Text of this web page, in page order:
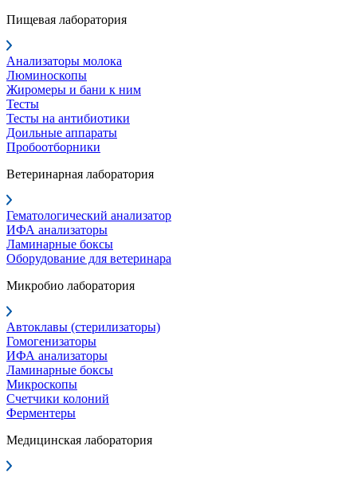
Пищевая лаборатория
Анализаторы молока
Люминоскопы
Жиромеры и бани к ним
Тесты
Тесты на антибиотики
Доильные аппараты
Пробоотборники
Ветеринарная лаборатория
Гематологический анализатор
ИФА анализаторы
Ламинарные боксы
Оборудование для ветеринара
Микробио лаборатория
Автоклавы (стерилизаторы)
Гомогенизаторы
ИФА анализаторы
Ламинарные боксы
Микроскопы
Счетчики колоний
Ферментеры
Медицинская лаборатория